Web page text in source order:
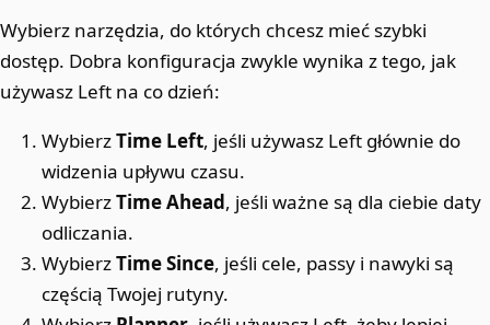
Wybierz narzędzia, do których chcesz mieć szybki
dostęp. Dobra konfiguracja zwykle wynika z tego, jak
używasz Left na co dzień:
WybierzTime Left, jeśli używasz Left głównie do
widzenia upływu czasu.
WybierzTime Ahead, jeśli ważne są dla ciebie daty
odliczania.
WybierzTime Since, jeśli cele, passy i nawyki są
częścią Twojej rutyny.